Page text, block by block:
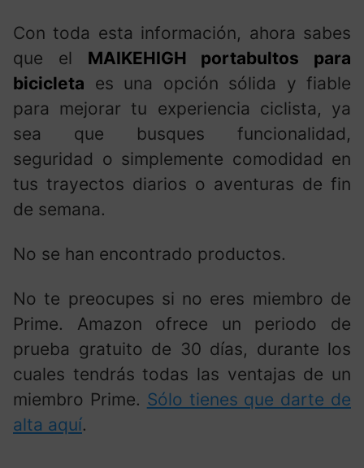
Con toda esta información, ahora sabes
que el MAIKEHIGH portabultos para
bicicleta es una opción sólida y fiable
para mejorar tu experiencia ciclista, ya
sea que busques funcionalidad,
seguridad o simplemente comodidad en
tus trayectos diarios o aventuras de fin
de semana.
No se han encontrado productos.
No te preocupes si no eres miembro de
Prime. Amazon ofrece un periodo de
prueba gratuito de 30 días, durante los
cuales tendrás todas las ventajas de un
miembro Prime. Sólo tienes que darte de
alta aquí.